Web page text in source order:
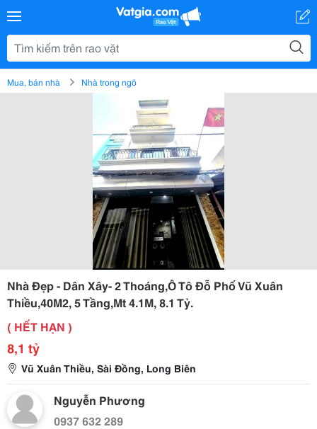
Mua, bán nhà Nhà trong ngõ
Nhà Đẹp - Dân Xây- 2 Thoáng,Ô Tô Đỗ Phố Vũ Xuân
Thiều,40M2, 5 Tầng,Mt 4.1M, 8.1 Tỷ.
( HẾT HẠN )
8,1 tỷ
Vũ Xuân Thiều, Sài Đồng, Long Biên
Nguyễn Phương
0937 632 289